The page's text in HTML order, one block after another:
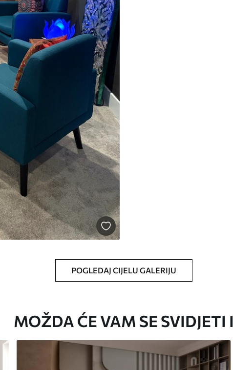
.6734.00€
Peel and Stick
81 49.00€/m²
POGLEDAJ CIJELU GALERIJU
MOŽDA ĆE VAM SE SVIDJETI